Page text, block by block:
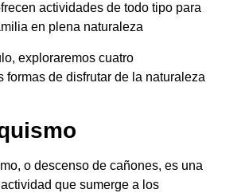
actividades de todo tipo para
en plena naturaleza
exploraremos cuatro
formas de disfrutar de la naturaleza
o descenso de cañones, es una
que sumerge a los